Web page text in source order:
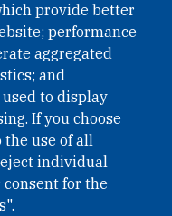
provide better
performance
aggregated
and
to display
If you choose
the use of all
individual
for the
COLOMBIANO